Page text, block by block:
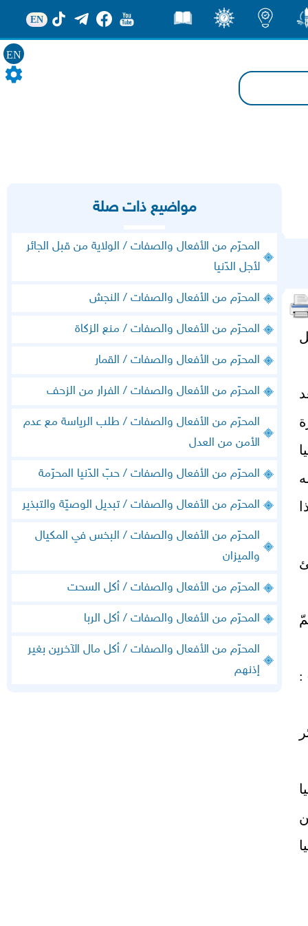
EN
EN
:
مواضيع ذات صلة
المحرّم من الأفعال والصفات / الولاية من قبل الجائر
لأجل الدّنيا
المحرّم من الأفعال والصفات / النجش
المحرّم من الأفعال والصفات / منع الزكاة
المحرّم من الأفعال والصفات / القمار
المحرّم من الأفعال والصفات / الفرار من الزحف
المحرّم من الأفعال والصفات / طلب الرياسة مع عدم
الأمن من العدل
المحرّم من الأفعال والصفات / حبّ الدّنيا المحرّمة
المحرّم من الأفعال والصفات / تبديل الوصيّة والتبذير
المحرّم من الأفعال والصفات / البخس في المكيال
والميزان
المحرّم من الأفعال والصفات / أكل السحت
المحرّم من الأفعال والصفات / أكل الربا
المحرّم من الأفعال والصفات / أكل مال الآخرين بغير
إذنهم